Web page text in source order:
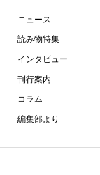
ニュース
読み物特集
インタビュー
刊行案内
コラム
編集部より